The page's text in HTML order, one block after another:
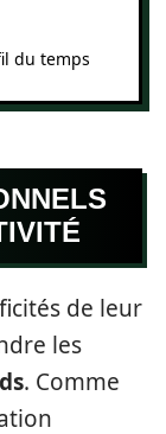
du temps
de leur
les
. Comme